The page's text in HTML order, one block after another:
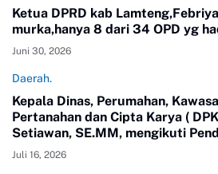
Ketua DPRD kab
murka,hanya 8 dari 34
Juni 30, 2026
Daerah.
Kepala Dinas, Perumahan,
Pertanahan dan Cipta Karya (
Setiawan, SE.MM, mengikuti
Kepemimpinan Nasional ( PKN)
tahun 2026.
Juli 16, 2026